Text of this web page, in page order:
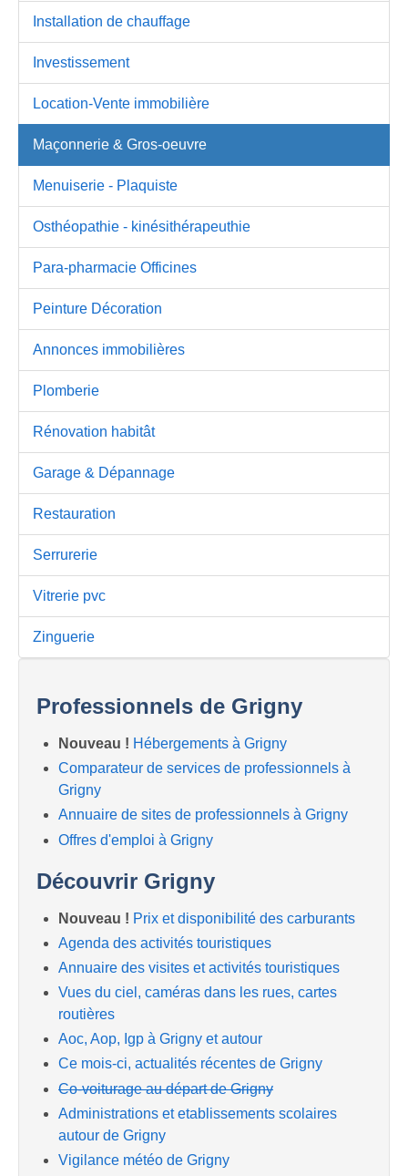
Installation de chauffage
Investissement
Location-Vente immobilière
Maçonnerie & Gros-oeuvre
Menuiserie - Plaquiste
Osthéopathie - kinésithérapeuthie
Para-pharmacie Officines
Peinture Décoration
Annonces immobilières
Plomberie
Rénovation habitât
Garage & Dépannage
Restauration
Serrurerie
Vitrerie pvc
Zinguerie
Professionnels de Grigny
Nouveau ! Hébergements à Grigny
Comparateur de services de professionnels à
Grigny
Annuaire de sites de professionnels à Grigny
Offres d'emploi à Grigny
Découvrir Grigny
Nouveau ! Prix et disponibilité des carburants
Agenda des activités touristiques
Annuaire des visites et activités touristiques
Vues du ciel, caméras dans les rues, cartes
routières
Aoc, Aop, Igp à Grigny et autour
Ce mois-ci, actualités récentes de Grigny
Co-voiturage au départ de Grigny
Administrations et etablissements scolaires
autour de Grigny
Vigilance météo de Grigny